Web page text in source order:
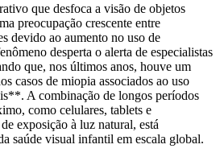
que desfoca a visão de objetos
preocupação crescente entre
devido ao aumento no uso de
desperta o alerta de especialistas
que, nos últimos anos, houve um
casos de miopia associados ao uso
A combinação de longos períodos
como celulares, tablets e
exposição à luz natural, está
saúde visual infantil em escala global.